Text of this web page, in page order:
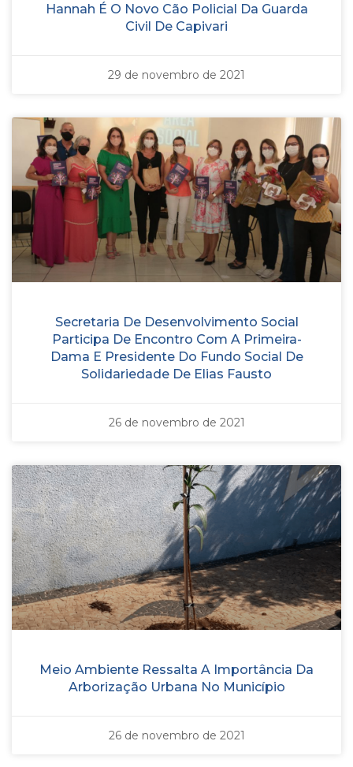
Hannah É O Novo Cão Policial Da Guarda
Civil De Capivari
29 de novembro de 2021
Secretaria De Desenvolvimento Social
Participa De Encontro Com A Primeira-
Dama E Presidente Do Fundo Social De
Solidariedade De Elias Fausto
26 de novembro de 2021
Meio Ambiente Ressalta A Importância Da
Arborização Urbana No Município
26 de novembro de 2021